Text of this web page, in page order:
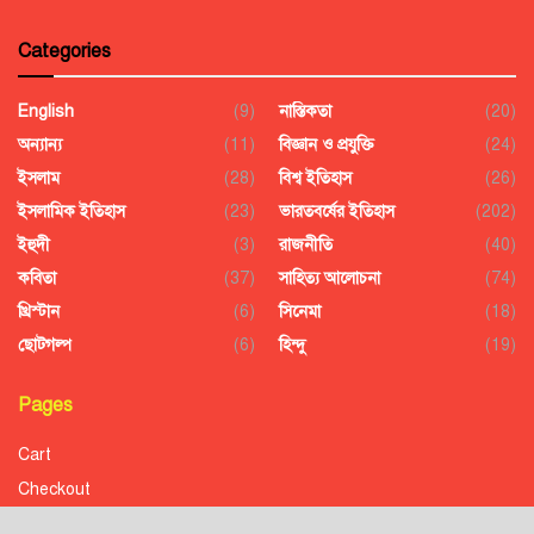
Categories
English
(9)
অন্যান্য
(11)
ইসলাম
(28)
ইসলামিক ইতিহাস
(23)
ইহুদী
(3)
কবিতা
(37)
খ্রিস্টান
(6)
ছোটগল্প
(6)
নাস্তিকতা
(20)
বিজ্ঞান ও প্রযুক্তি
(24)
বিশ্ব ইতিহাস
(26)
ভারতবর্ষের ইতিহাস
(202)
রাজনীতি
(40)
সাহিত্য আলোচনা
(74)
সিনেমা
(18)
হিন্দু
(19)
Pages
Cart
Checkout